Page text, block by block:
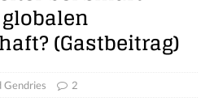
(Gastbeitrag)
Gendries 2